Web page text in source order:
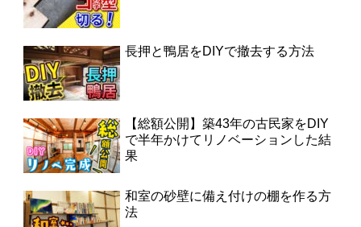
長押と鴨居をDIYで撤去する方法
【総額公開】築43年の古民家をDIY
で半年かけてリノベーションした結
果
和室の砂壁に備え付けの棚を作る方
法